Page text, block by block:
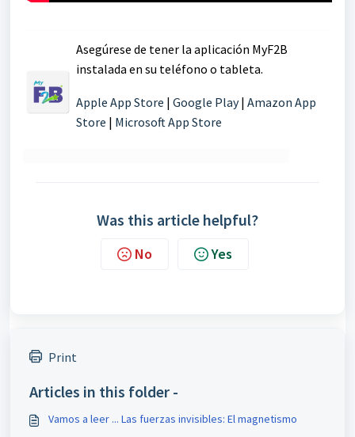
Asegúrese de tener la aplicación MyF2B
instalada en su teléfono o tableta.
Apple App Store | Google Play| Amazon App
Store | Microsoft App Store
Was this article helpful?
No Yes
Print
Articles in this folder -
Vamos a leer ... Las fuerzas invisibles: El magnetismo